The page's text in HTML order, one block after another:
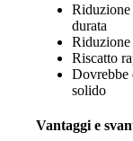
Riduzione
durata
Riduzione
Riscatto
Dovrebbe
solido
Vantaggi e